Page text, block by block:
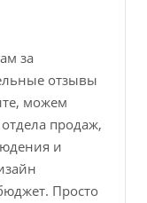
за
отзывы
можем
продаж,
и
Просто